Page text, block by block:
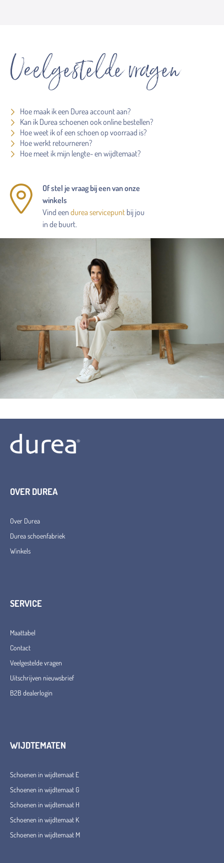
Veelgestelde vragen
Hoe maak ik een Durea account aan?
Kan ik Durea schoenen ook online bestellen?
Hoe weet ik of een schoen op voorraad is?
Hoe werkt retourneren?
Hoe meet ik mijn lengte- en wijdtemaat?
Of stel je vraag bij een van onze
winkels
Vind een durea servicepunt bij jou
in de buurt.
OVER DUREA
Over Durea
Durea schoenfabriek
Winkels
SERVICE
Maattabel
Contact
Veelgestelde vragen
Uitschrijven nieuwsbrief
B2B dealerlogin
WIJDTEMATEN
Schoenen in wijdtemaat E
Schoenen in wijdtemaat G
Schoenen in wijdtemaat H
Schoenen in wijdtemaat K
Schoenen in wijdtemaat M